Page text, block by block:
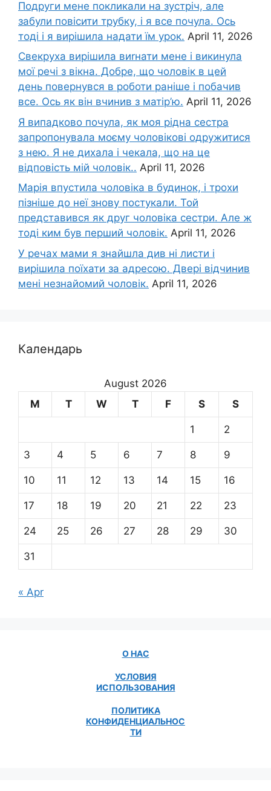
Подруги мене покликали на зустріч, але
забули повісити трубку, і я все почула. Ось
тоді і я вирішила надати їм урок. April 11, 2026
Свекруха вирішила виrнати мене і викинула
мої речі з вікна. Добре, що чоловік в цей
день повернувся в роботи раніше і побачив
все. Ось як він вчинив з матір’ю. April 11, 2026
Я випадково почула, як моя рідна сестра
запропонувала моєму чоловікові одружитися
з нею. Я не дихала і чекала, що на це
відповість мій чоловік.. April 11, 2026
Марія впустила чоловіка в будинок, і трохи
пізніше до неї знову постукали. Той
представився як друг чоловіка сестри. Але ж
тоді ким був перший чоловік. April 11, 2026
У речах мами я знайшла див ні листи і
вирішила поїхати за адресою. Двері відчинив
мені незнайомий чоловік. April 11, 2026
Календарь
August 2026
M
T W T F S S
1 2
3 4 5 6 7 8 9
10 11 12 13 14 15 16
17 18 19 20 21 22 23
24 25 26 27 28 29 30
31
« Apr
О НАС
УСЛОВИЯ
ИСПОЛЬЗОВАНИЯ
ПОЛИТИКА
КОНФИДЕНЦИАЛЬНОС
ТИ